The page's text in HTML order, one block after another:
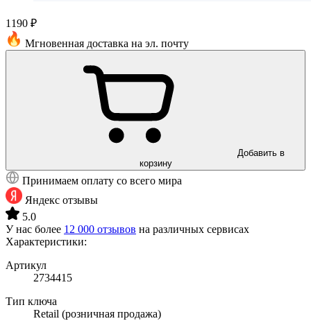
1190 ₽
Мгновенная доставка на эл. почту
Добавить в
корзину
Принимаем оплату со всего мира
Яндекс отзывы
5.0
У нас более 12 000 отзывов на различных сервисах
Характеристики:
Артикул
2734415
Тип ключа
Retail (розничная продажа)